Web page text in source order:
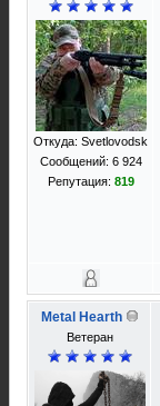
Откуда: Svetlovodsk
Сообщений: 6 924
Репутация: 819
Metal Hearth
Ветеран